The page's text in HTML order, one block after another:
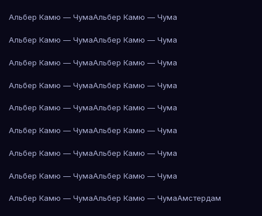
Альбер Камю — ЧумаАльбер Камю — Чума
Альбер Камю — ЧумаАльбер Камю — Чума
Альбер Камю — ЧумаАльбер Камю — Чума
Альбер Камю — ЧумаАльбер Камю — Чума
Альбер Камю — ЧумаАльбер Камю — Чума
Альбер Камю — ЧумаАльбер Камю — Чума
Альбер Камю — ЧумаАльбер Камю — Чума
Альбер Камю — ЧумаАльбер Камю — Чума
Альбер Камю — ЧумаАльбер Камю — ЧумаАмстердам